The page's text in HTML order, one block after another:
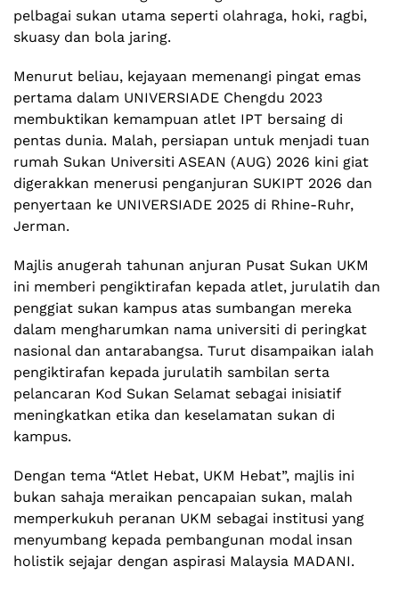
pelbagai sukan utama seperti olahraga, hoki, ragbi,
skuasy dan bola jaring.
Menurut beliau, kejayaan memenangi pingat emas
pertama dalam UNIVERSIADE Chengdu 2023
membuktikan kemampuan atlet IPT bersaing di
pentas dunia. Malah, persiapan untuk menjadi tuan
rumah Sukan Universiti ASEAN (AUG) 2026 kini giat
digerakkan menerusi penganjuran SUKIPT 2026 dan
penyertaan ke UNIVERSIADE 2025 di Rhine-Ruhr,
Jerman.
Majlis anugerah tahunan anjuran Pusat Sukan UKM
ini memberi pengiktirafan kepada atlet, jurulatih dan
penggiat sukan kampus atas sumbangan mereka
dalam mengharumkan nama universiti di peringkat
nasional dan antarabangsa. Turut disampaikan ialah
pengiktirafan kepada jurulatih sambilan serta
pelancaran Kod Sukan Selamat sebagai inisiatif
meningkatkan etika dan keselamatan sukan di
kampus.
Dengan tema “Atlet Hebat, UKM Hebat”, majlis ini
bukan sahaja meraikan pencapaian sukan, malah
memperkukuh peranan UKM sebagai institusi yang
menyumbang kepada pembangunan modal insan
holistik sejajar dengan aspirasi Malaysia MADANI.